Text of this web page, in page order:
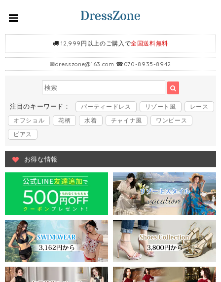
12,999円以上のご購入で全国送料無料
✉dresszone@163.com ☎070-8935-8942
注目のキーワード： パーティードレス リゾート風
レース
オフショル
花柄 水着 チャイナ風
ワンピース
ピアス
お得な情報